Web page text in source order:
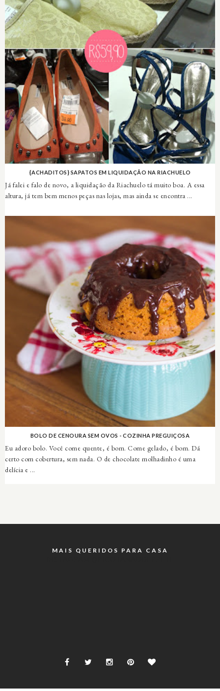
{ACHADITOS} SAPATOS EM LIQUIDAÇÃO NA RIACHUELO
Já falei e falo de novo, a liquidação da Riachuelo tá muito boa. A essa
altura, já tem bem menos peças nas lojas, mas ainda se encontra ...
BOLO DE CENOURA SEM OVOS - COZINHA PREGUIÇOSA
Eu adoro bolo. Você come quente, é bom. Come gelado, é bom. Dá
certo com cobertura, sem nada. O de chocolate molhadinho é uma
delícia e ...
MAIS QUERIDOS PARA CASA